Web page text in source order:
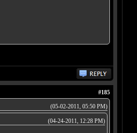
#185
(05-02-2011, 05:50 PM)
(04-24-2011, 12:28 PM)